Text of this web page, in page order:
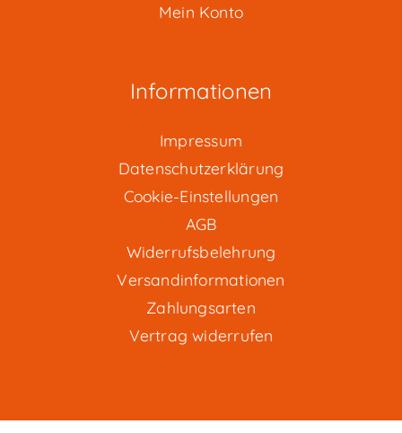
Mein Konto
Informationen
Impressum
Datenschutzerklärung
Cookie-Einstellungen
AGB
Widerrufsbelehrung
Versandinformationen
Zahlungsarten
Vertrag widerrufen